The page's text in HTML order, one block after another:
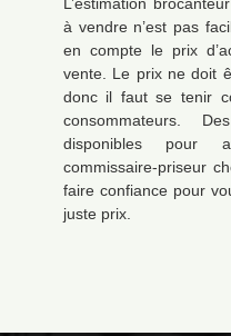
à vendre n’est pas
en compte le prix
vente. Le prix ne doit
donc il faut se tenir
consommateurs.
disponibles pour
commissaire-priseur
faire confiance pour
juste prix.